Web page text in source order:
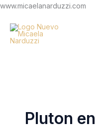
www.micaelanarduzzi.com
Pluton